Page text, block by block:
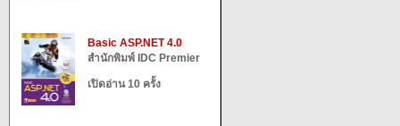
Basic ASP.NET 4.0
สำนักพิมพ์ IDC Premier
เปิดอ่าน 10 ครั้ง